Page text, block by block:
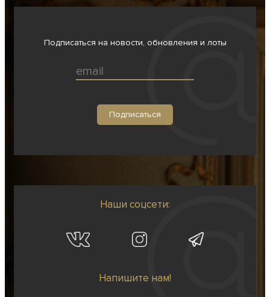
Подписаться на новости, обновления и лоты
Наши соцсети:
Напишите нам!